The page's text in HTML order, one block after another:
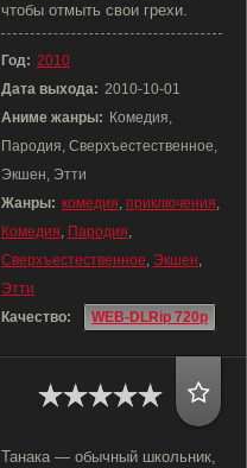
чтобы отмыть свои грехи.
Год: 2010
Дата выхода: 2010-10-01
Аниме жанры: Комедия,
Пародия, Сверхъестественное,
Экшен, Этти
Жанры: комедия, приключения,
Комедия, Пародия,
Сверхъестественное, Экшен,
Этти
Качество:
WEB-DLRip 720p
Танака — обычный школьник,